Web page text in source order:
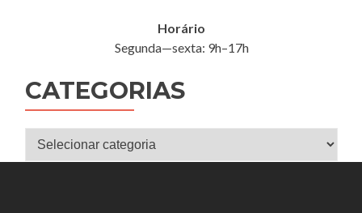
Horário
Segunda—sexta: 9h–17h
CATEGORIAS
Categorias